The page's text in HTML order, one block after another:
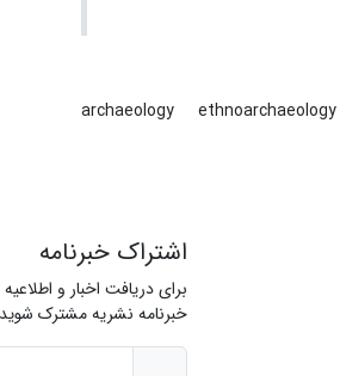
archaeology ethnoarchaeology
اشتراک خبرنامه
برای دریافت اخبار و
خبرنامه نشریه مشترک